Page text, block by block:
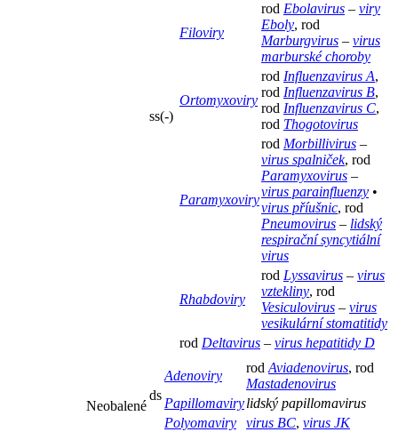
ss(-)
Filoviry
rod Ebolavirus – viry
Eboly, rod
Marburgvirus – virus
marburské choroby
Ortomyxoviry
rod Influenzavirus A,
rod Influenzavirus B,
rod Influenzavirus C,
rod Thogotovirus
Paramyxoviry
rod Morbillivirus –
virus spalniček, rod
Paramyxovirus –
virus parainfluenzy •
virus příušnic, rod
Pneumovirus – lidský
respirační syncytiální
virus
Rhabdoviry
rod Lyssavirus – virus
vztekliny, rod
Vesiculovirus – virus
vesikulární stomatitidy
rod Deltavirus – virus hepatitidy D
Neobalené
ds
Adenoviry
rod Aviadenovirus, rod
Mastadenovirus
Papillomavirylidský papillomavirus
Polyomaviry
virus BC, virus JK